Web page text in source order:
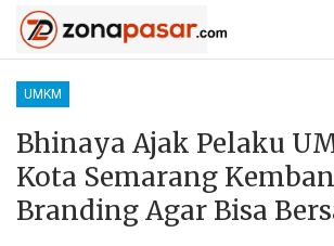
UMKM
Bhinaya Ajak Pelaku
Kota Semarang
Branding Agar Bisa